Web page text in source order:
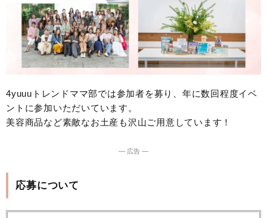
4yuuuトレンドママ部では参加者を募り、年に数回程度イベ
ントに参加いただいています。
美容商品など素敵なお土産も沢山ご用意しています！
― 広告 ―
応募について